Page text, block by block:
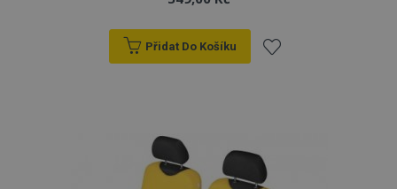
Přidat Do Košíku
oblíbeným